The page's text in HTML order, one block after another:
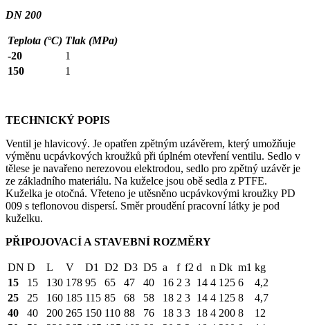
DN 200
Teplota (°C) Tlak (MPa)
-20
1
150
1
TECHNICKÝ POPIS
Ventil je hlavicový. Je opatřen zpětným uzávěrem, který umožňuje
výměnu ucpávkových kroužků při úplném otevření ventilu. Sedlo v
tělese je navařeno nerezovou elektrodou, sedlo pro zpětný uzávěr je
ze základního materiálu. Na kuželce jsou obě sedla z PTFE.
Kuželka je otočná. Vřeteno je utěsněno ucpávkovými kroužky PD
009 s teflonovou dispersí. Směr proudění pracovní látky je pod
kuželku.
PŘIPOJOVACÍ A STAVEBNÍ ROZMĚRY
DN D L V D1 D2 D3 D5 a f f2 d n Dk m1 kg
15
15 130 178 95 65 47 40 16 2 3 14 4 125 6
4,2
25
25 160 185 115 85 68 58 18 2 3 14 4 125 8
4,7
40
40 200 265 150 110 88 76 18 3 3 18 4 200 8
12